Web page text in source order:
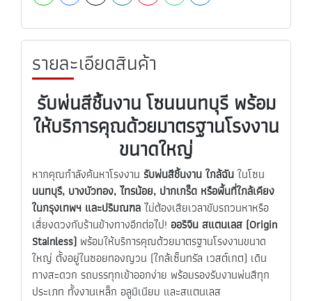
รายละเอียดสินค้า
รับพ่นสีชิ้นงาน โซนนนทบุรี พร้อม
ให้บริการคุณด้วยมาตรฐานโรงงาน
ขนาดใหญ่
หากคุณกำลังค้นหาโรงงาน รับพ่นสีชิ้นงาน ใกล้ฉัน ในโซน
นนทบุรี, บางบัวทอง, ไทรน้อย, ปากเกร็ด หรือพื้นที่ใกล้เคียง
ในกรุงเทพฯ และปริมณฑล ไม่ต้องเสียเวลาขับรถวนหาหรือ
เสี่ยงดวงกับร้านข้างทางอีกต่อไป! ออริจิน สแตนเลส (Origin
Stainless) พร้อมให้บริการคุณด้วยมาตรฐานโรงงานขนาด
ใหญ่ ตั้งอยู่ในซอยทองญวน (ใกล้เซ็นทรัล เวสต์เกต) เดิน
ทางสะดวก รถบรรทุกเข้าออกง่าย พร้อมรองรับงานพ่นสีทุก
ประเภท ทั้งงานเหล็ก อลูมิเนียม และสแตนเลส